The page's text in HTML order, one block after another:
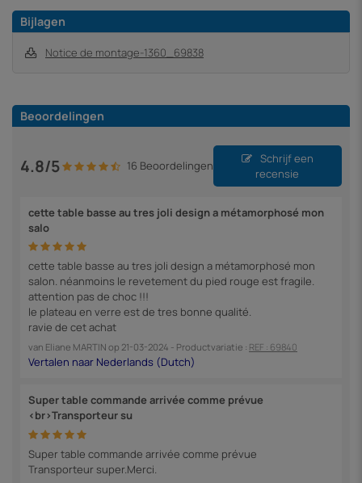
Bijlagen
Notice de montage-1360_69838
Beoordelingen
4.8/5 16 Beoordelingen
Schrijf een
recensie
cette table basse au tres joli design a métamorphosé mon
salo
cette table basse au tres joli design a métamorphosé mon
salon. néanmoins le revetement du pied rouge est fragile.
attention pas de choc !!!
le plateau en verre est de tres bonne qualité.
ravie de cet achat
van Eliane MARTIN op 21-03-2024 - Productvariatie : REF : 69840
Super table commande arrivée comme prévue
<br>Transporteur su
Super table commande arrivée comme prévue
Transporteur super.Merci.